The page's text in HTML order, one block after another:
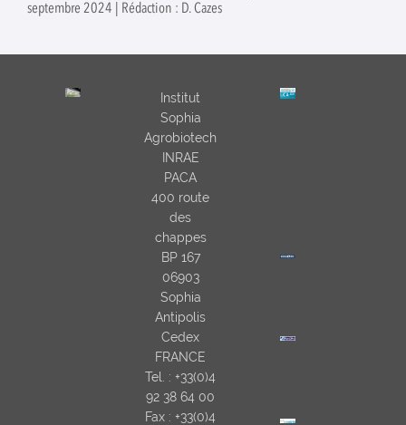
septembre 2024 | Rédaction : D. Cazes
Institut
Sophia
Agrobiotech
INRAE
PACA
400 route
des
chappes
BP 167
06903
Sophia
Antipolis
Cedex
FRANCE
Tel. : +33(0)4
92 38 64 00
Fax : +33(0)4